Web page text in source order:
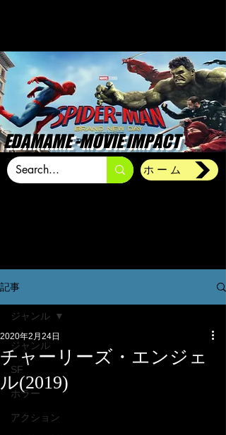
EDAMAME -MOVIE IMPACT
ホーム
記事
ジャンル
SF
ホラー
アクション
ジャンル
チャーリーズ・エンジェ
ル(2019)
2020年2月24日